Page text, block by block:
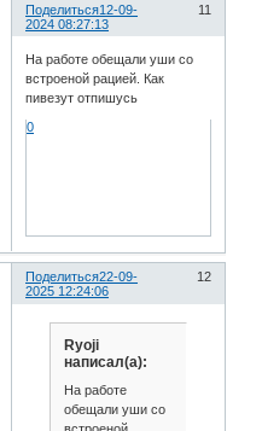
Поделиться 11
12-09-
2024 08:27:13
На работе обещали уши со
встроеной рацией. Как
пивезут отпишусь
0
Поделиться 12
22-09-
2025 12:24:06
Ryoji
написал(а):
На работе
обещали уши со